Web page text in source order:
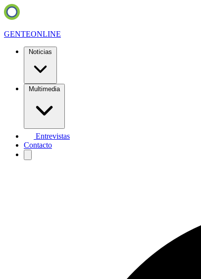
GENTEONLINE
Noticias
Multimedia
Entrevistas
Contacto